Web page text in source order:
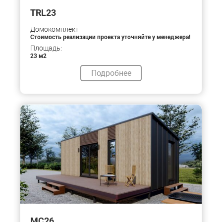
TRL23
Домокомплект
Стоимость реализации проекта уточняйте у менеджера!
Площадь:
23 м2
Подробнее